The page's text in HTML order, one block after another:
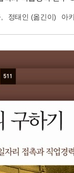
정태인 (옮긴이) 아